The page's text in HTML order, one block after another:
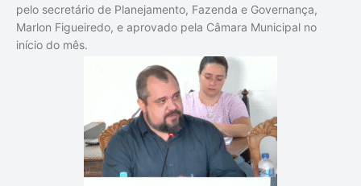
pelo secretário de Planejamento, Fazenda e Governança,
Marlon Figueiredo, e aprovado pela Câmara Municipal no
início do mês.